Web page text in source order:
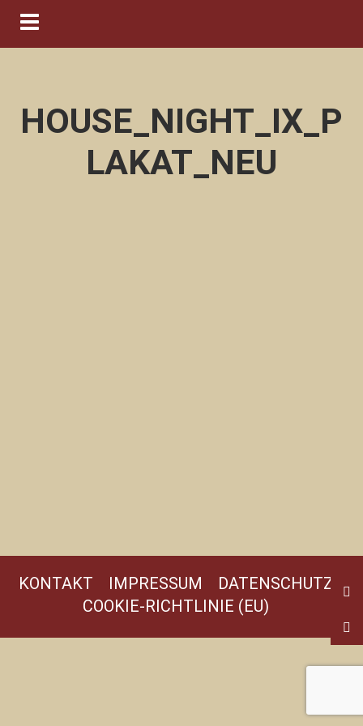
Navigation ein-/ausblenden
HOUSE_NIGHT_IX_P
LAKAT_NEU
KONTAKT IMPRESSUM
DATENSCHUTZ
COOKIE-RICHTLINIE (EU)